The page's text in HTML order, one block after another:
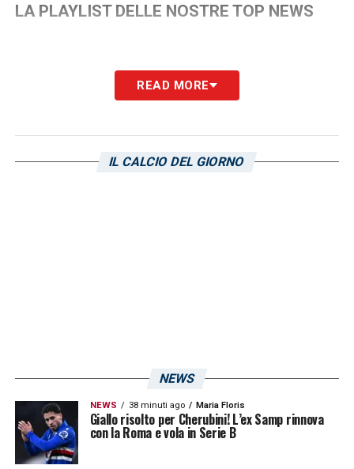
LA PLAYLIST DELLE NOSTRE TOP NEWS
READ MORE
IL CALCIO DEL GIORNO
NEWS
NEWS 38 minuti ago Maria Floris
Giallo risolto per Cherubini! L’ex Samp rinnova
con la Roma e vola in Serie B